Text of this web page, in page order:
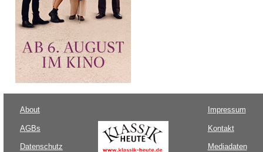
About
AGBs
Datenschutz
Impressum
Kontakt
Mediadaten